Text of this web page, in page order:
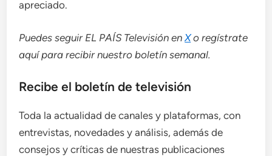
apreciado.
Puedes seguir EL PAÍS Televisión enXo regístrate
aquí para recibirnuestro boletín semanal.
Recibe el boletín de televisión
Toda la actualidad de canales y plataformas, con
entrevistas, novedades y análisis, además de
consejos y críticas de nuestras publicaciones